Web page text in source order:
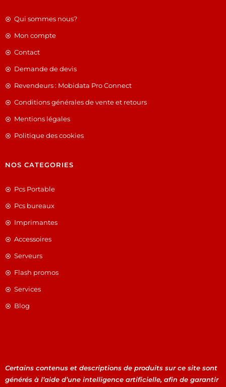
Qui sommes nous?
Mon compte
Contact
Demande de devis
Revendeurs : Mobidata Pro Connect
Conditions générales de vente et retours
Mentions légales
Politique des cookies
NOS CATEGORIES
Pcs Portable
Pcs bureaux
Imprimantes
Accessoires
Serveurs
Flash promos
Services
Blog
Certains contenus et descriptions de produits sur ce site sont
générés à l’aide d’une intelligence artificielle, afin de garantir